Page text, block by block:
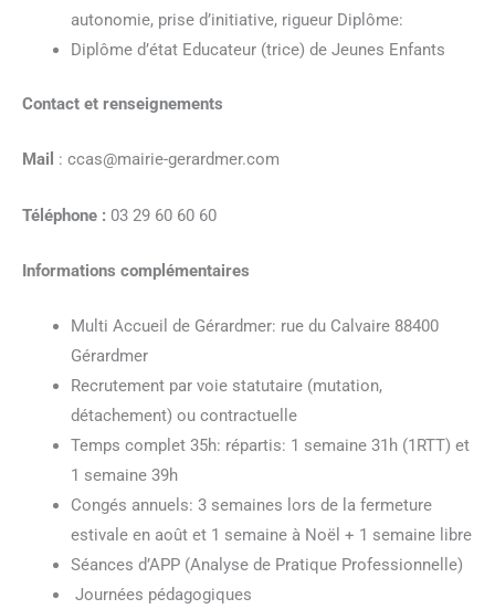
autonomie, prise d’initiative, rigueur Diplôme:
Diplôme d’état Educateur (trice) de Jeunes Enfants
Contact et renseignements
Mail : ccas@mairie-gerardmer.com
Téléphone : 03 29 60 60 60
Informations complémentaires
Multi Accueil de Gérardmer: rue du Calvaire 88400
Gérardmer
Recrutement par voie statutaire (mutation,
détachement) ou contractuelle
Temps complet 35h: répartis: 1 semaine 31h (1RTT) et
1 semaine 39h
Congés annuels: 3 semaines lors de la fermeture
estivale en août et 1 semaine à Noël + 1 semaine libre
Séances d’APP (Analyse de Pratique Professionnelle)
Journées pédagogiques